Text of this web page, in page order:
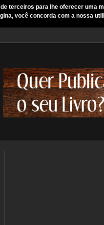
terceiros para lhe oferecer uma
você concorda com a nossa